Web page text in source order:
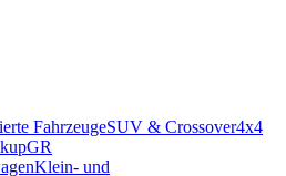
FahrzeugeSUV & Crossover4x4
GR
Klein- und